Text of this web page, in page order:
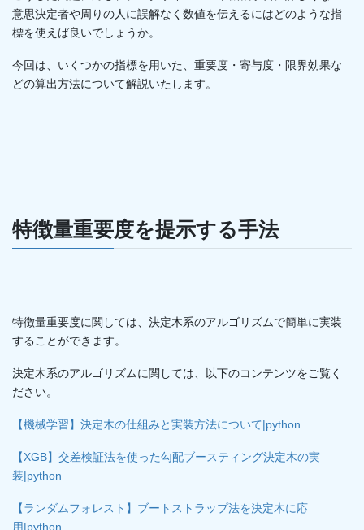
意思決定者や周りの人に誤解なく数値を伝えるにはどのような指
標を使えば良いでしょうか。
今回は、いくつかの指標を用いた、重要度・寄与度・限界効果な
どの算出方法について解説いたします。
特徴量重要度を提示する手法
特徴量重要度に関しては、決定木系のアルゴリズムで簡単に実装
することができます。
決定木系のアルゴリズムに関しては、以下のコンテンツをご覧く
ださい。
【機械学習】決定木の仕組みと実装方法について|python
【XGB】交差検証法を使った勾配ブースティング決定木の実
装|python
【ランダムフォレスト】ブートストラップ法を決定木に応
用|python